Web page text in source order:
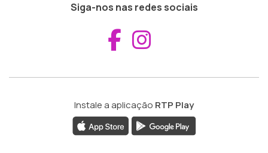
Siga-nos nas redes sociais
Aceder ao
Instale a aplicação RTP Play